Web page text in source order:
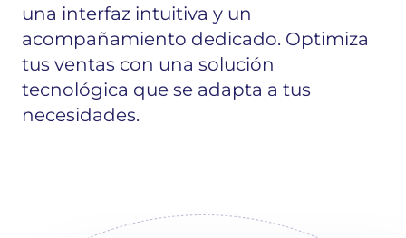
una interfaz intuitiva y un
acompañamiento dedicado. Optimiza
tus ventas con una solución
tecnológica que se adapta a tus
necesidades.